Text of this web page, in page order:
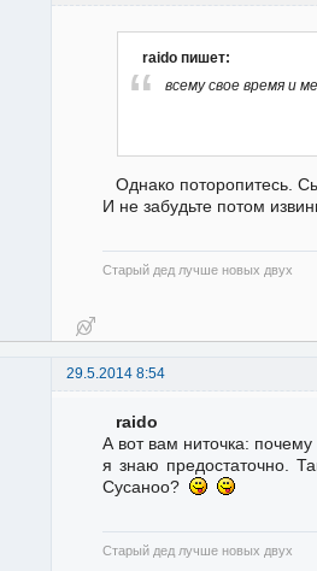
raido пишет:
всему свое время и
Однако поторопитесь.
И не забудьте потом
Старый дед лучше новых двух
29.5.2014 8:54
raido
А вот вам ниточка:
я знаю предостаточно.
Сусаноо?
Старый дед лучше новых двух